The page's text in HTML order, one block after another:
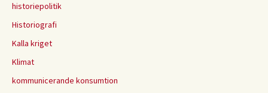
historiepolitik
Historiografi
Kalla kriget
Klimat
kommunicerande konsumtion